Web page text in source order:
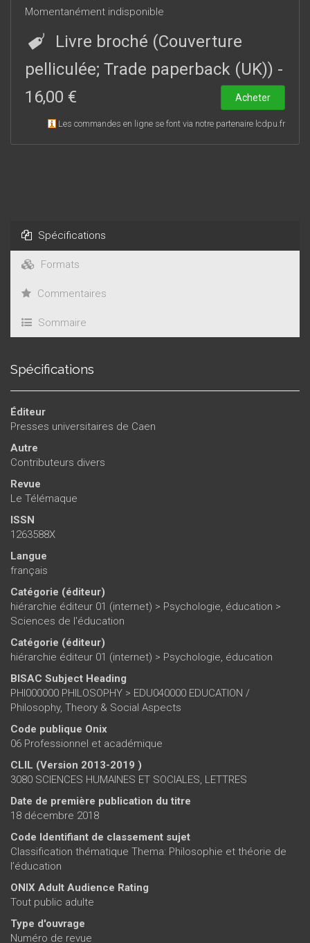
Momentanément indisponible
Livre broché (Couverture
pelliculée; Trade paperback (UK)) -
16,00 €
Acheter
Les commandes en ligne se font via notre partenaire lcdpu.fr
Spécifications
Formats
Commentaires
Sommaire
Spécifications
Éditeur
Presses universitaires de Caen
Autre
Contributeurs divers
Revue
Le Télémaque
ISSN
1263588X
Langue
français
Catégorie (éditeur)
hiérarchie éditeur 01 (internet) > Psychologie, éducation >
Sciences de l'éducation
Catégorie (éditeur)
hiérarchie éditeur 01 (internet) > Psychologie, éducation
BISAC Subject Heading
PHI000000 PHILOSOPHY > EDU040000 EDUCATION /
Philosophy, Theory & Social Aspects
Code publique Onix
06 Professionnel et académique
CLIL (Version 2013-2019 )
3080 SCIENCES HUMAINES ET SOCIALES, LETTRES
Date de première publication du titre
18 décembre 2018
Code Identifiant de classement sujet
Classification thématique Thema: Philosophie et théorie de
l’éducation
ONIX Adult Audience Rating
Tout public adulte
Type d'ouvrage
Numéro de revue